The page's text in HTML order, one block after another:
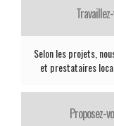
Selon les projets,
et prestataires
Proposez-